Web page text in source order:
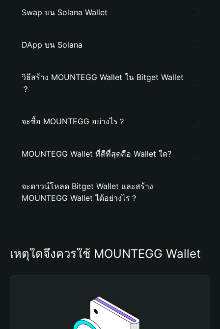
Swap บน Solana Wallet
DApp บน Solana
วิธีสร้าง MOUNTEGG Wallet ใน Bitget Wallet
？
จะซื้อ MOUNTEGG อย่างไร？
MOUNTEGG Wallet ที่ดีที่สุดคือ Wallet ใด?
จะดาวน์โหลด Bitget Wallet และสร้าง
MOUNTEGG Wallet ได้อย่างไร？
เหตุใดจึงควรใช้ MOUNTEGG Wallet